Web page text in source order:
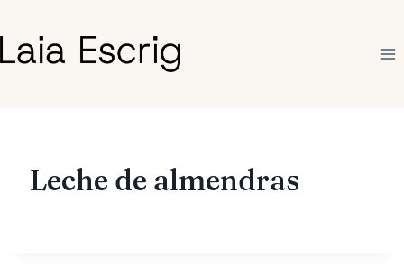
al
contenido
Leche de almendras